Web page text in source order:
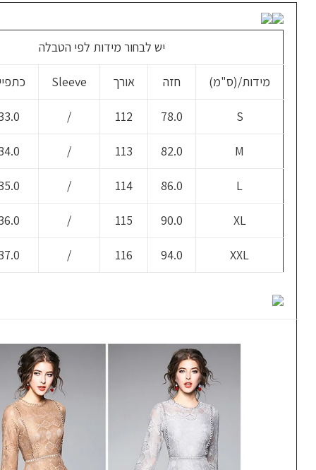
יש לבחור מידות לפי הטבלה
מידות/(ס"מ) חזה אורך Sleeve
S
78.0
112
/
M
82.0
113
/
L
86.0
114
/
XL
90.0
115
/
XXL
94.0
116
/